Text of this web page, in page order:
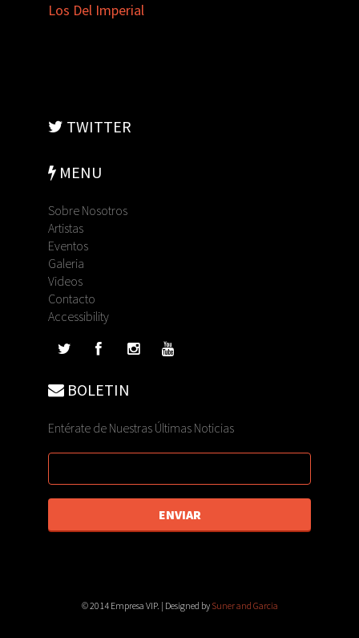
Los Del Imperial
TWITTER
MENU
Sobre Nosotros
Artistas
Eventos
Galeria
Videos
Contacto
Accessibility
BOLETIN
Entérate de Nuestras Últimas Noticias
© 2014 Empresa VIP. | Designed by Suner and Garcia